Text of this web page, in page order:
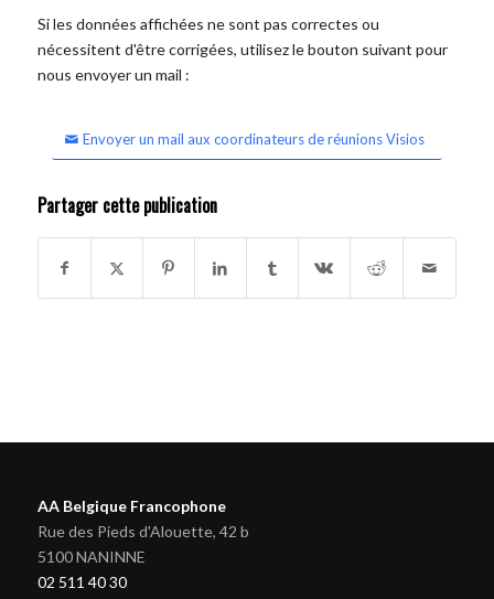
Si les données affichées ne sont pas correctes ou
nécessitent d'être corrigées, utilisez le bouton suivant pour
nous envoyer un mail :
Envoyer un mail aux coordinateurs de réunions Visios
Partager cette publication
AA Belgique Francophone
Rue des Pieds d'Alouette, 42 b
5100 NANINNE
02 511 40 30